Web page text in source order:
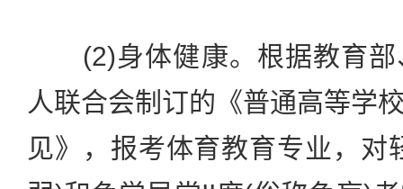
(2)身体健康。根据教育部
人联合会制订的《普通高等学
见》，报考体育教育专业，对